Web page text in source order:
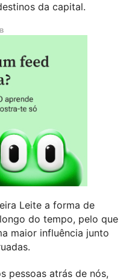
da capital.
Leite a forma de
do tempo, pelo que
maior influência junto
pessoas atrás de nós,